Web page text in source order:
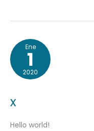
Ene
1
2020
x
Hello world!